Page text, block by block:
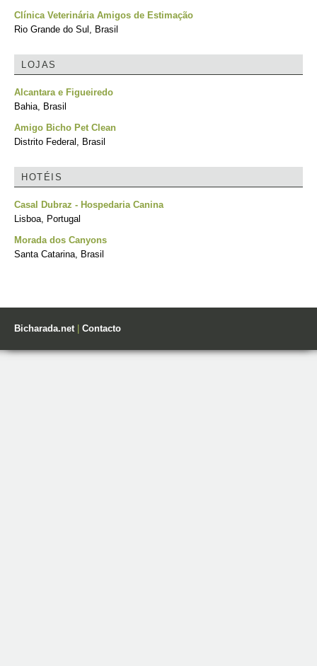
Clínica Veterinária Amigos de Estimação
Rio Grande do Sul, Brasil
LOJAS
Alcantara e Figueiredo
Bahia, Brasil
Amigo Bicho Pet Clean
Distrito Federal, Brasil
HOTÉIS
Casal Dubraz - Hospedaria Canina
Lisboa, Portugal
Morada dos Canyons
Santa Catarina, Brasil
Bicharada.net| Contacto